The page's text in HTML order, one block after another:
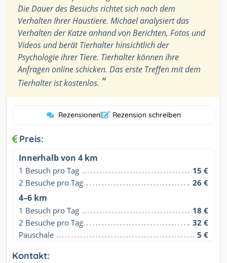
Die Dauer des Besuchs richtet sich nach dem
Verhalten Ihrer Haustiere. Michael analysiert das
Verhalten der Katze anhand von Berichten, Fotos und
Videos und berät Tierhalter hinsichtlich der
Psychologie ihrer Tiere. Tierhalter können ihre
Anfragen online schicken. Das erste Treffen mit dem
Tierhalter ist kostenlos. ”
Rezensionen| Rezension schreiben
Preis:
Innerhalb von 4 km
1 Besuch pro Tag
15 €
2 Besuche pro Tag
26 €
4–6 km
1 Besuch pro Tag
18 €
2 Besuche pro Tag
32 €
Pauschale
5 €
Kontakt: